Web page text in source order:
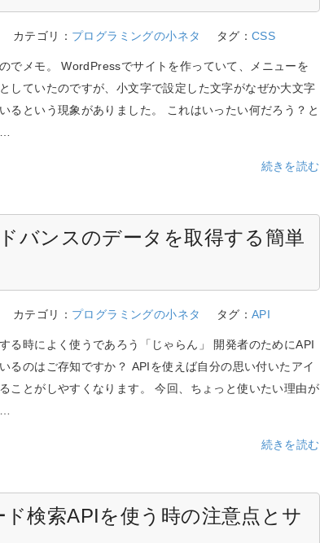
カテゴリ： プログラミングの小ネタ タグ： CSS
でメモ。 WordPressでサイトを作っていて、メニューを
していたのですが、小文字で設定した文字がなぜか大文字
るという現象がありました。 これはいったい何だろう？と
続きを読む
バンスのデータを取得する簡単
カテゴリ： プログラミングの小ネタ タグ： API
る時によく使うであろう「じゃらん」 開発者のためにAPI
るのはご存知ですか？ APIを使えば自分の思い付いたアイ
ことがしやすくなります。 今回、ちょっと使いたい理由が
続きを読む
検索APIを使う時の注意点とサ